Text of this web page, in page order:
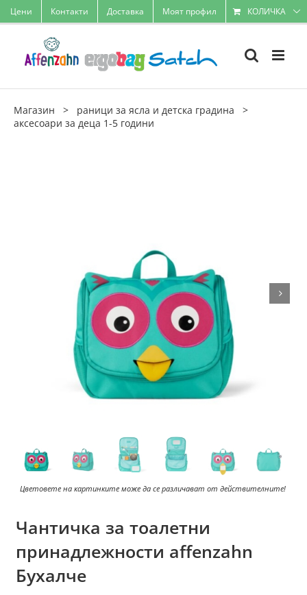
Skip
to
Цени Контакти Доставка Моят профил КОЛИЧКА
Магазин > раници за ясла и детска градина >
аксесоари за деца 1-5 години
Цветовете на картинките може да се различават от действителните!
Чантичка за тоалетни
принадлежности affenzahn
Бухалче